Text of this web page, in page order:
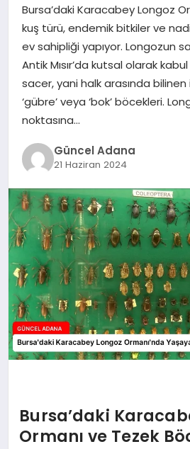
TEKNOLOJI
Bursa’daki Karacabey Longoz
kuş türü, endemik bitkiler ve
ev sahipliği yapıyor. Longozun
Antik Mısır’da kutsal olarak
sacer, yani halk arasında bilinen
‘gübre’ veya ‘bok’ böcekleri.
noktasına…
Güncel Adana
21 Haziran 2024
Bursa’daki
Ormanı ve Tezek